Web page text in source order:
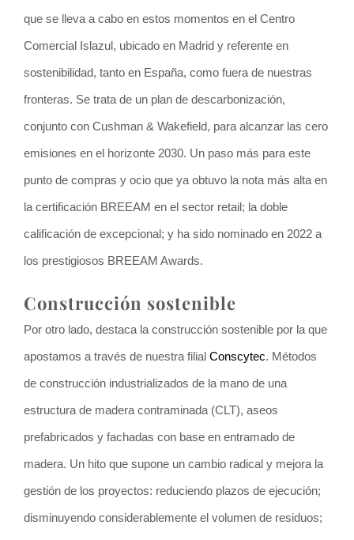
que se lleva a cabo en estos momentos en el Centro
Comercial Islazul, ubicado en Madrid y referente en
sostenibilidad, tanto en España, como fuera de nuestras
fronteras. Se trata de un plan de descarbonización,
conjunto con Cushman & Wakefield, para alcanzar las cero
emisiones en el horizonte 2030. Un paso más para este
punto de compras y ocio que ya obtuvo la nota más alta en
la certificación BREEAM en el sector retail; la doble
calificación de excepcional; y ha sido nominado en 2022 a
los prestigiosos BREEAM Awards.
Construcción sostenible
Por otro lado, destaca la construcción sostenible por la que
apostamos a través de nuestra filial Conscytec. Métodos
de construcción industrializados de la mano de una
estructura de madera contraminada (CLT), aseos
prefabricados y fachadas con base en entramado de
madera. Un hito que supone un cambio radical y mejora la
gestión de los proyectos: reduciendo plazos de ejecución;
disminuyendo considerablemente el volumen de residuos;